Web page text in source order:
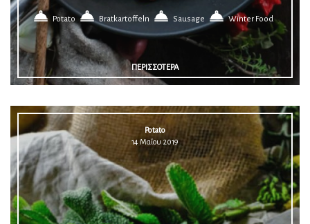
Potato Bratkartoffeln Sausage Winter Food
ΠΕΡΙΣΣΟΤΕΡΑ
Potato
14 Μαΐου 2019